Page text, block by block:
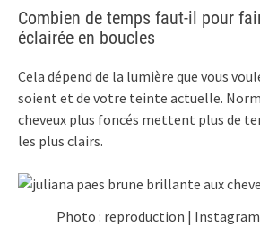
Combien de temps faut-il pour
éclairée en boucles
Cela dépend de la lumière que vous
soient et de votre teinte actuelle.
cheveux plus foncés mettent plus de
les plus clairs.
Photo : reproduction |